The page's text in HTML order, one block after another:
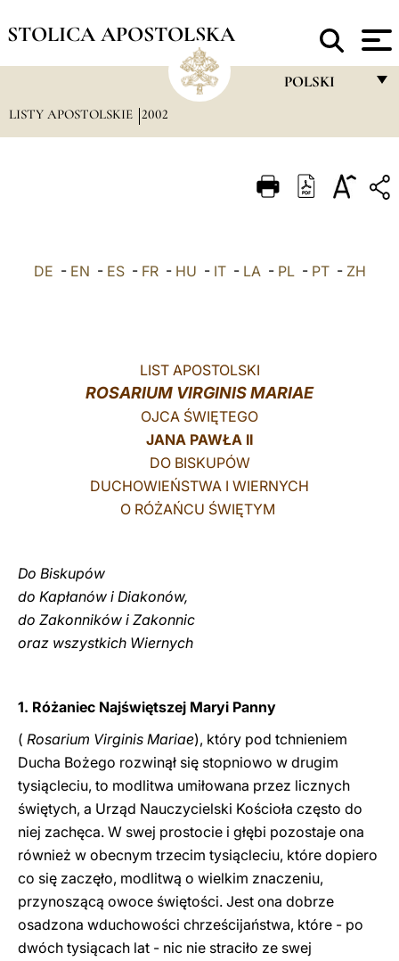
STOLICA APOSTOLSKA
POLSKI
ITALIANO
中文
LISTY APOSTOLSKIE 2002
DE - EN - ES- FR- HU - IT- LA- PL- PT- ZH
LIST APOSTOLSKI
ROSARIUM VIRGINIS MARIAE
OJCA ŚWIĘTEGO
JANA PAWŁA II
DO BISKUPÓW
DUCHOWIEŃSTWA I WIERNYCH
O RÓŻAŃCU ŚWIĘTYM
Do Biskupów
do Kapłanów i Diakonów,
do Zakonników i Zakonnic
oraz wszystkich Wiernych
1. Różaniec Najświętszej Maryi Panny
( Rosarium Virginis Mariae), który pod tchnieniem
Ducha Bożego rozwinął się stopniowo w drugim
tysiącleciu, to modlitwa umiłowana przez licznych
świętych, a Urząd Nauczycielski Kościoła często do
niej zachęca. W swej prostocie i głębi pozostaje ona
również w obecnym trzecim tysiącleciu, które dopiero
co się zaczęło, modlitwą o wielkim znaczeniu,
przynoszącą owoce świętości. Jest ona dobrze
osadzona wduchowości chrześcijaństwa, które - po
dwóch tysiącach lat - nic nie straciło ze swej